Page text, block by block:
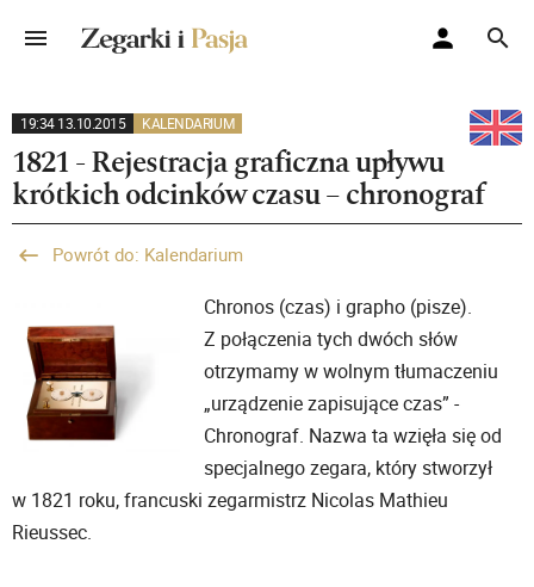
19:34 13.10.2015 KALENDARIUM
1821 - Rejestracja graficzna upływu
krótkich odcinków czasu – chronograf
Powrót do: Kalendarium
Chronos (czas) i grapho (pisze).
Z połączenia tych dwóch słów
otrzymamy w wolnym tłumaczeniu
„urządzenie zapisujące czas” -
Chronograf. Nazwa ta wzięła się od
specjalnego zegara, który stworzył
w 1821 roku, francuski zegarmistrz Nicolas Mathieu
Rieussec.